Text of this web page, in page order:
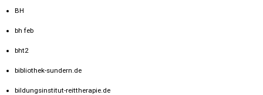
BH
bh feb
bht2
bibliothek-sundern.de
bildungsinstitut-reittherapie.de